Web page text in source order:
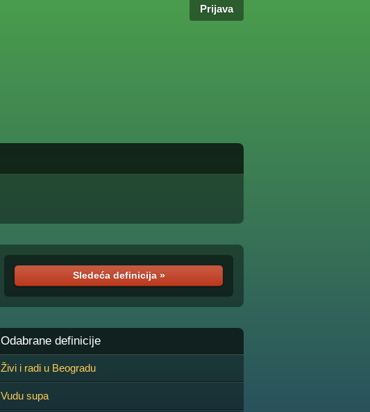
Prijava
Sledeća definicija »
Odabrane definicije
Živi i radi u Beogradu
Vudu supa